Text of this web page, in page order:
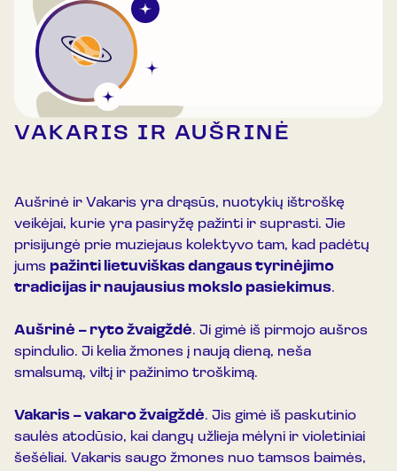
VAKARIS IR AUŠRINĖ
Aušrinė ir Vakaris yra drąsūs, nuotykių ištroškę
veikėjai, kurie yra pasiryžę pažinti ir suprasti. Jie
prisijungė prie muziejaus kolektyvo tam, kad padėtų
jums pažinti lietuviškas dangaus tyrinėjimo
tradicijas ir naujausius mokslo pasiekimus.
Aušrinė – ryto žvaigždė. Ji gimė iš pirmojo aušros
spindulio. Ji kelia žmones į naują dieną, neša
smalsumą, viltį ir pažinimo troškimą.
Vakaris – vakaro žvaigždė. Jis gimė iš paskutinio
saulės atodūsio, kai dangų užlieja mėlyni ir violetiniai
šešėliai. Vakaris saugo žmones nuo tamsos baimės,